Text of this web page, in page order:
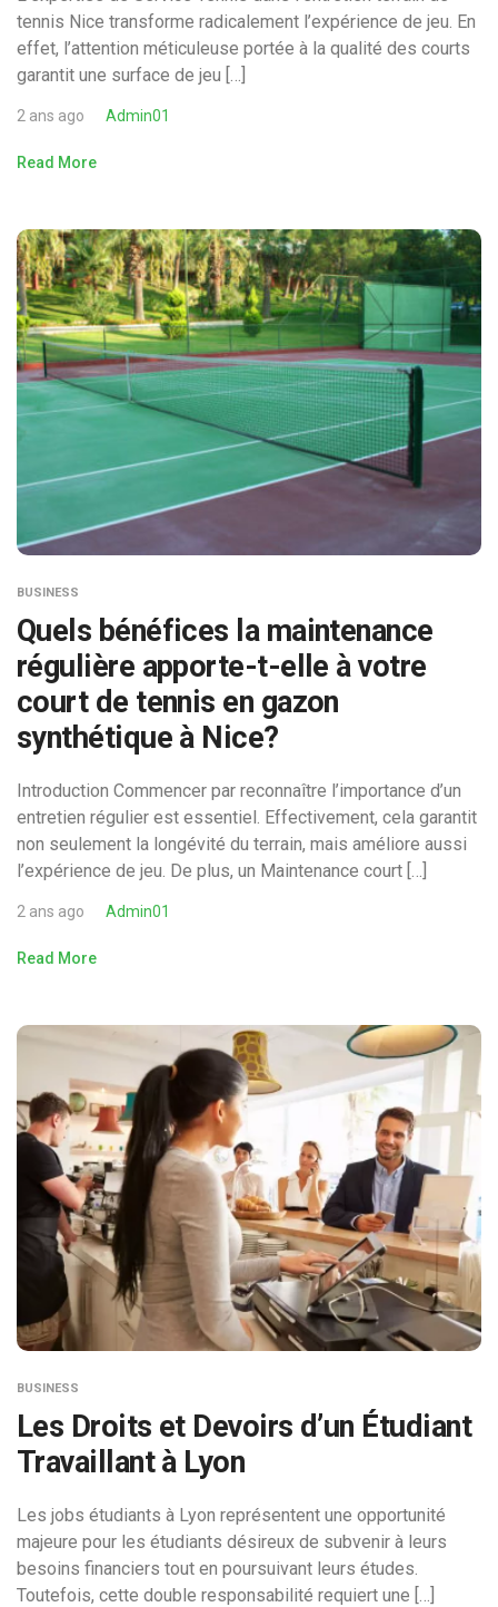
tennis Nice transforme radicalement l’expérience de jeu. En
effet, l’attention méticuleuse portée à la qualité des courts
garantit une surface de jeu […]
2 ans ago Admin01
Read More
BUSINESS
Quels bénéfices la maintenance
régulière apporte-t-elle à votre
court de tennis en gazon
synthétique à Nice?
Introduction Commencer par reconnaître l’importance d’un
entretien régulier est essentiel. Effectivement, cela garantit
non seulement la longévité du terrain, mais améliore aussi
l’expérience de jeu. De plus, un Maintenance court […]
2 ans ago Admin01
Read More
BUSINESS
Les Droits et Devoirs d’un Étudiant
Travaillant à Lyon
Les jobs étudiants à Lyon représentent une opportunité
majeure pour les étudiants désireux de subvenir à leurs
besoins financiers tout en poursuivant leurs études.
Toutefois, cette double responsabilité requiert une […]